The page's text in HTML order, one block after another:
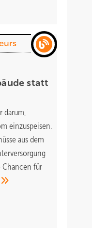
statt
darum,
einzuspeisen.
aus dem
Chancen für